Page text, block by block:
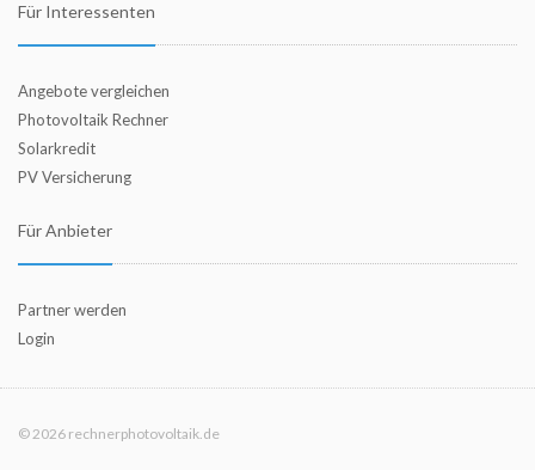
Für Interessenten
Angebote vergleichen
Photovoltaik Rechner
Solarkredit
PV Versicherung
Für Anbieter
Partner werden
Login
© 2026 rechnerphotovoltaik.de